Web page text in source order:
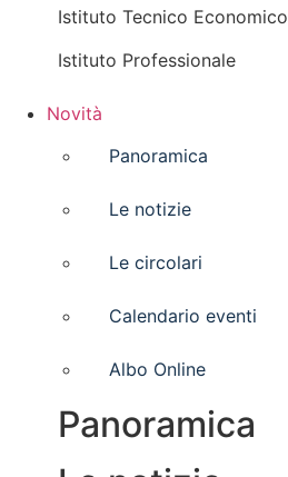
Istituto Tecnico Economico
Istituto Professionale
Novità
Panoramica
Le notizie
Le circolari
Calendario eventi
Albo Online
Panoramica